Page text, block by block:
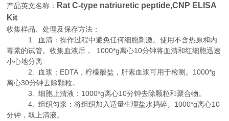
产品英文名称： Rat C-type natriuretic peptide,CNP ELISA
Kit
收集样品、处理及保存方法：
1. 血清：操作过程中避免任何细胞刺激。使用不含热原和内
毒素的试管。收集血液后， 1000*g离心10分钟将血清和红细胞迅速
小心地分离
2. 血浆：EDTA，柠檬酸盐，肝素血浆可用于检测。1000*g
离心30分钟去除颗粒。
3. 细胞上清液：1000*g离心10分钟去除颗粒和聚合物。
4. 组织匀浆：将组织加入适量生理盐水捣碎。1000*g离心10
分钟，取上清液。